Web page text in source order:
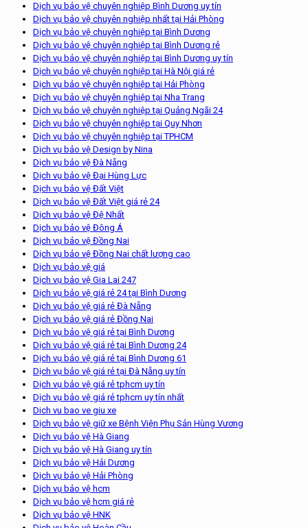
Dịch vụ bảo vệ chuyên nghiệp Bình Dương uy tín
Dịch vụ bảo vệ chuyên nghiệp nhất tại Hải Phòng
Dịch vụ bảo vệ chuyên nghiệp tại Bình Dương
Dịch vụ bảo vệ chuyên nghiệp tại Bình Dương rẻ
Dịch vụ bảo vệ chuyên nghiệp tại Bình Dương uy tín
Dịch vụ bảo vệ chuyên nghiệp tại Hà Nội giá rẻ
Dịch vụ bảo vệ chuyên nghiệp tại Hải Phòng
Dịch vụ bảo vệ chuyên nghiệp tại Nha Trang
Dịch vụ bảo vệ chuyên nghiệp tại Quảng Ngãi 24
Dịch vụ bảo vệ chuyên nghiệp tại Quy Nhơn
Dịch vụ bảo vệ chuyên nghiệp tại TPHCM
Dịch vụ bảo vệ Design by Nina
Dịch vụ bảo vệ Đà Nẵng
Dịch vụ bảo vệ Đại Hùng Lực
Dịch vụ bảo vệ Đất Việt
Dịch vụ bảo vệ Đất Việt giá rẻ 24
Dịch vụ bảo vệ Đệ Nhất
Dịch vụ bảo vệ Đông Á
Dịch vụ bảo vệ Đồng Nai
Dịch vụ bảo vệ Đồng Nai chất lượng cao
Dịch vụ bảo vệ giá
Dịch vụ bảo vệ Gia Lai 247
Dịch vụ bảo vệ giá rẻ 24 tại Bình Dương
Dịch vụ bảo vệ giá rẻ Đà Nẵng
Dịch vụ bảo vệ giá rẻ Đồng Nai
Dịch vụ bảo vệ giá rẻ tại Bình Dương
Dịch vụ bảo vệ giá rẻ tại Bình Dương 24
Dịch vụ bảo vệ giá rẻ tại Bình Dương 61
Dịch vụ bảo vệ giá rẻ tại Đà Nẵng uy tín
Dịch vụ bảo vệ giá rẻ tphcm uy tín
Dịch vụ bảo vệ giá rẻ tphcm uy tín nhất
Dich vu bao ve giu xe
Dịch vụ bảo vệ giữ xe Bệnh Viện Phụ Sản Hùng Vương
Dịch vụ bảo vệ Hà Giang
Dịch vụ bảo vệ Hà Giang uy tín
Dịch vụ bảo vệ Hải Dương
Dịch vụ bảo vệ Hải Phòng
Dịch vụ bảo vệ hcm
Dịch vụ bảo vệ hcm giá rẻ
Dịch vụ bảo vệ HNK